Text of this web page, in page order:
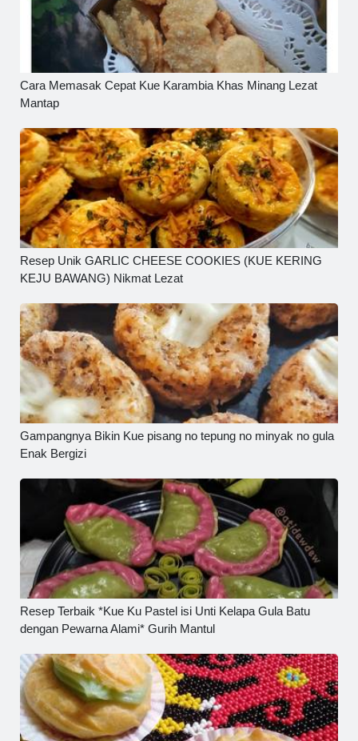
Cara Memasak Cepat Kue Karambia Khas Minang Lezat
Mantap
Resep Unik GARLIC CHEESE COOKIES (KUE KERING
KEJU BAWANG) Nikmat Lezat
Gampangnya Bikin Kue pisang no tepung no minyak no gula
Enak Bergizi
Resep Terbaik *Kue Ku Pastel isi Unti Kelapa Gula Batu
dengan Pewarna Alami* Gurih Mantul